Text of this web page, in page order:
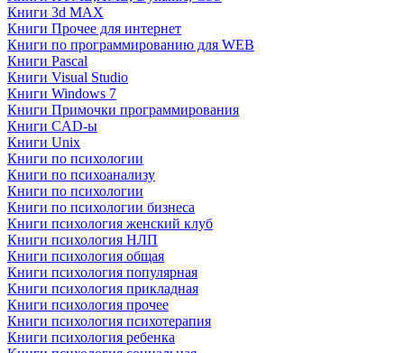
Книги 3d MAX
Книги Прочее для интернет
Книги по программированию для WEB
Книги Pascal
Книги Visual Studio
Книги Windows 7
Книги Примочки программирования
Книги CAD-ы
Книги Unix
Книги по психологии
Книги по психоанализу
Книги по психологии
Книги по психологии бизнеса
Книги психология женский клуб
Книги психология НЛП
Книги психология общая
Книги психология популярная
Книги психология прикладная
Книги психология прочее
Книги психология психотерапия
Книги психология ребенка